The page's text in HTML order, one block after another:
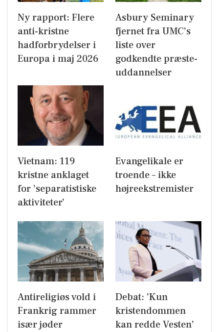
Ny rapport: Flere
anti-kristne
hadforbrydelser i
Europa i maj 2026
Asbury Seminary
fjernet fra UMC’s
liste over
godkendte præste-
uddannelser
Vietnam: 119
kristne anklaget
for ’separatistiske
aktiviteter’
Evangelikale er
troende – ikke
højreekstremister
Antireligiøs vold i
Frankrig rammer
især jøder
Debat: ’Kun
kristendommen
kan redde Vesten’